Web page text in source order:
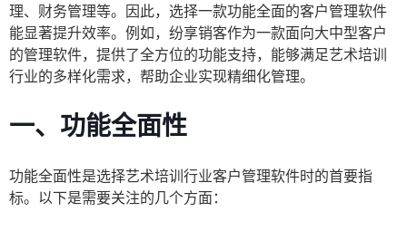
理、财务管理等。因此，选择一款功能全面的客户管理软件
能显著提升效率。例如，纷享销客作为一款面向大中型客户
的管理软件，提供了全方位的功能支持，能够满足艺术培训
行业的多样化需求，帮助企业实现精细化管理。
一、功能全面性
功能全面性是选择艺术培训行业客户管理软件时的首要指
标。以下是需要关注的几个方面：